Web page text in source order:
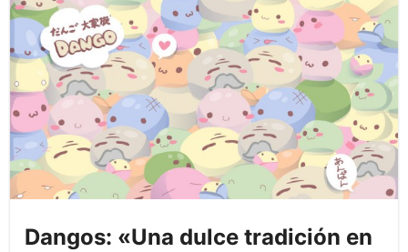
Dangos: «Una dulce tradición en